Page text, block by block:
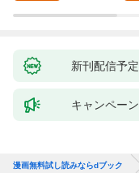
新刊配信予定
キャンペーン
漫画無料試し読みならdブック